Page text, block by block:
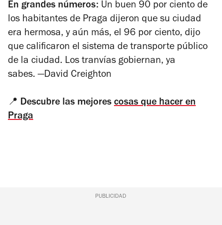
En grandes números: Un buen 90 por ciento de
los habitantes de Praga dijeron que su ciudad
era hermosa, y aún más, el 96 por ciento, dijo
que calificaron el sistema de transporte público
de la ciudad. Los tranvías gobiernan, ya
sabes. —David Creighton
📍 Descubre las mejores cosas que hacer en
Praga
PUBLICIDAD